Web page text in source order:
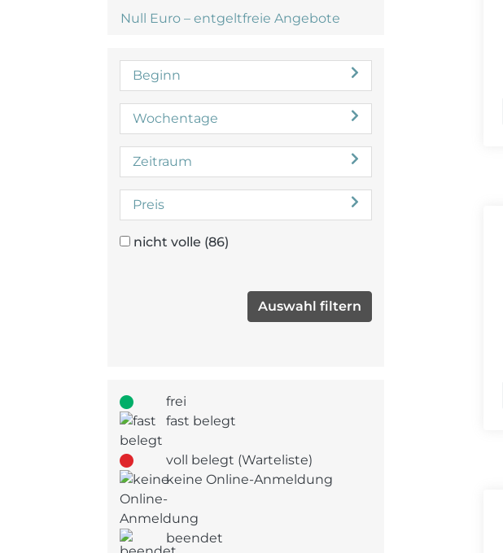
Null Euro – entgeltfreie Angebote
Beginn
Wochentage
Zeitraum
Preis
nicht volle (86)
frei
fast belegt
voll belegt (Warteliste)
keine Online-Anmeldung
beendet